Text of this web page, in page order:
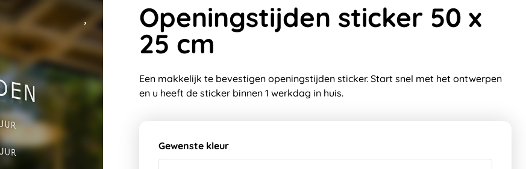
Openingstijden sticker 50 x
25 cm
Een makkelijk te bevestigen openingstijden sticker. Start snel met het ontwerpen
en u heeft de sticker binnen 1 werkdag in huis.
Gewenste kleur